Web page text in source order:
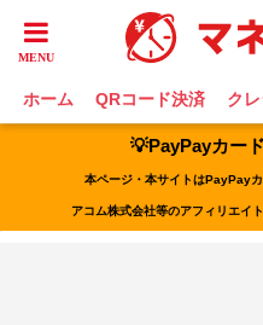
ホーム QRコード決済 ク
💡PayPayカー
本ページ・本サイトはPayPay
アコム株式会社等のアフィリエイ